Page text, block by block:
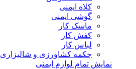
کلاه ایمنی
گوشی ایمنی
ماسک کار
کفش کار
لباس کار
چکمه کشاورزی و شالیزاری
نمایش تمام لوازم ایمنی